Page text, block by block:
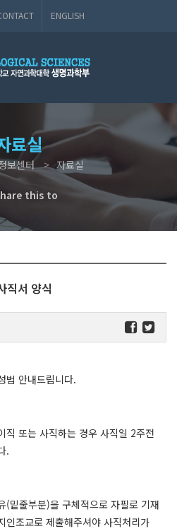
ENGLISH
료실
보센터 자료실
this to
직서 양식
법 안내드립니다.
직 또는 사직하는 경우 사직일 2주전
.
(밑줄부분)을 구체적으로 자필로 기재
인조교로 제출해주셔야 사직처리가